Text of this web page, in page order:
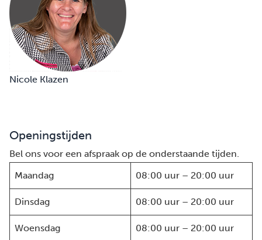
Nicole Klazen
Openingstijden
Bel ons voor een afspraak op de onderstaande tijden.
Maandag
08:00 uur – 20:00 uur
Dinsdag 08:00 uur – 20:00 uur
Woensdag 08:00 uur – 20:00 uur